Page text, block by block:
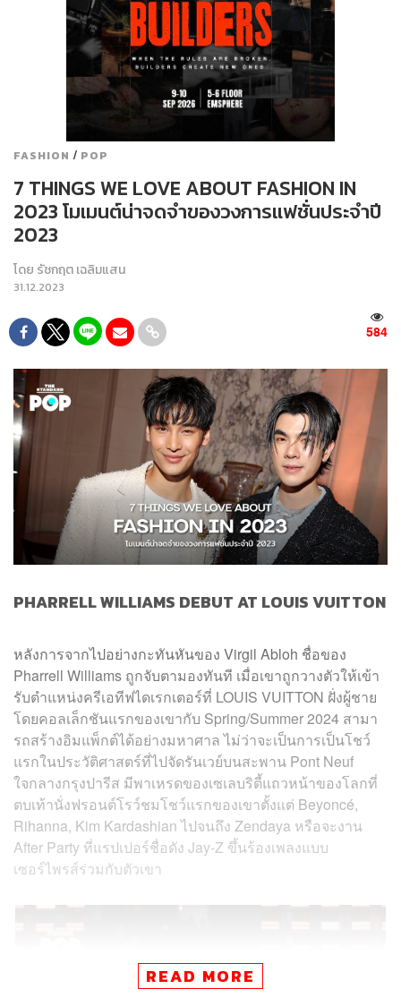
FASHION / POP
7 THINGS WE LOVE ABOUT FASHION IN
2023 โมเมนต์น่าจดจำของวงการแฟชั่นประจำปี
2023
โดย รัชกฤต เฉลิมแสน
31.12.2023
584
PHARRELL WILLIAMS DEBUT AT LOUIS VUITTON
หลังการจากไปอย่างกะทันหันของ Virgil Abloh ชื่อของ
Pharrell Williams ถูกจับตามองทันที เมื่อเขาถูกวางตัวให้เข้า
รับตำแหน่งครีเอทีฟไดเรกเตอร์ที่ LOUIS VUITTON ฝั่งผู้ชาย
โดยคอลเล็กชันแรกของเขากับ Spring/Summer 2024 สามา
รถสร้างอิมแพ็กต์ได้อย่างมหาศาล ไม่ว่าจะเป็นการเป็นโชว์
แรกในประวัติศาสตร์ที่ไปจัดรันเวย์บนสะพาน Pont Neuf
ใจกลางกรุงปารีส มีพาเหรดของเซเลบริตี้แถวหน้าของโลกที่
ตบเท้านั่งฟรอนต์โรว์ชมโชว์แรกของเขาตั้งแต่ Beyoncé,
Rihanna, Kim Kardashian ไปจนถึง Zendaya หรือจะงาน
After Party ที่แรปเปอร์ชื่อดัง Jay-Z ขึ้นร้องเพลงแบบ
เซอร์ไพรส์ร่วมกับตัวเขา
READ MORE